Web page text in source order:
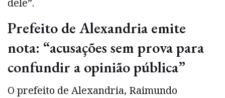
dele”.
Prefeito de Alexandria emite
nota: “acusações sem prova para
confundir a opinião pública”
O prefeito de Alexandria, Raimundo